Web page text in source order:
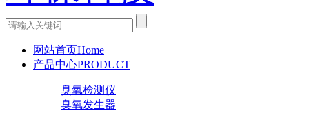
网站首页Home
产品中心PRODUCT
臭氧检测仪
臭氧发生器